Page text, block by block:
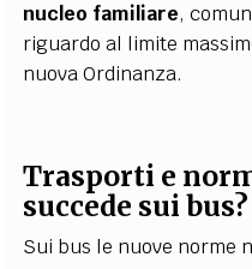
nucleo familiare,
riguardo al limite
nuova Ordinanza.
Trasporti e
succede sui bus?
Sui bus le nuove norme